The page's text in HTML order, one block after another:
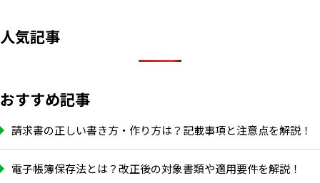
人気記事
おすすめ記事
請求書の正しい書き方・作り方は？記載事項と注意点を解説！
電子帳簿保存法とは？改正後の対象書類や適用要件を解説！